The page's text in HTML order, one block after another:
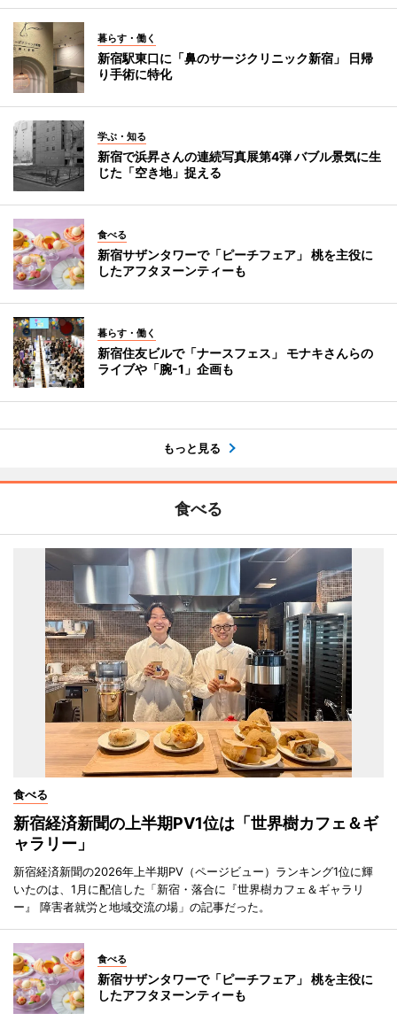
暮らす・働く
新宿駅東口に「鼻のサージクリニック新宿」 日帰
り手術に特化
学ぶ・知る
新宿で浜昇さんの連続写真展第4弾 バブル景気に生
じた「空き地」捉える
食べる
新宿サザンタワーで「ピーチフェア」 桃を主役に
したアフタヌーンティーも
暮らす・働く
新宿住友ビルで「ナースフェス」 モナキさんらの
ライブや「腕-1」企画も
もっと見る
食べる
食べる
新宿経済新聞の上半期PV1位は「世界樹カフェ＆ギ
ャラリー」
新宿経済新聞の2026年上半期PV（ページビュー）ランキング1位に輝
いたのは、1月に配信した「新宿・落合に『世界樹カフェ＆ギャラリ
ー』 障害者就労と地域交流の場」の記事だった。
食べる
新宿サザンタワーで「ピーチフェア」 桃を主役に
したアフタヌーンティーも